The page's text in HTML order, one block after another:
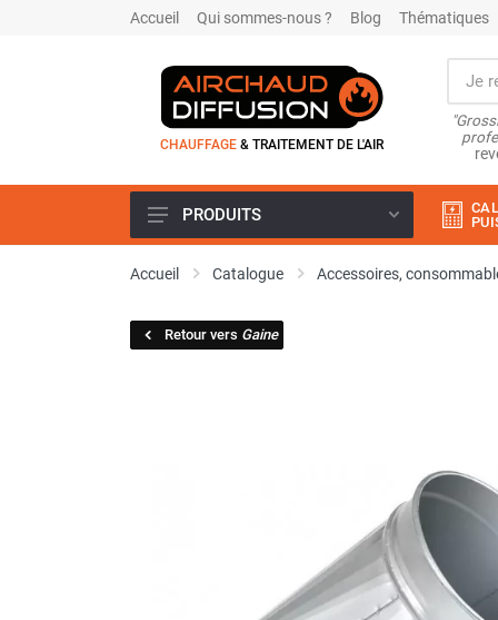
Accueil Qui sommes-nous ? Blog Thématiques
CHAUFFAGE & TRAITEMENT DE L'AIR
Climatiseur
Climatiseur mobile résidentiel et
Ventilateur brumisateur
Ventilateur / extracteur d'air mobile
PRODUITS
Accueil Catalogue Accessoires,
Retour vers Gaine